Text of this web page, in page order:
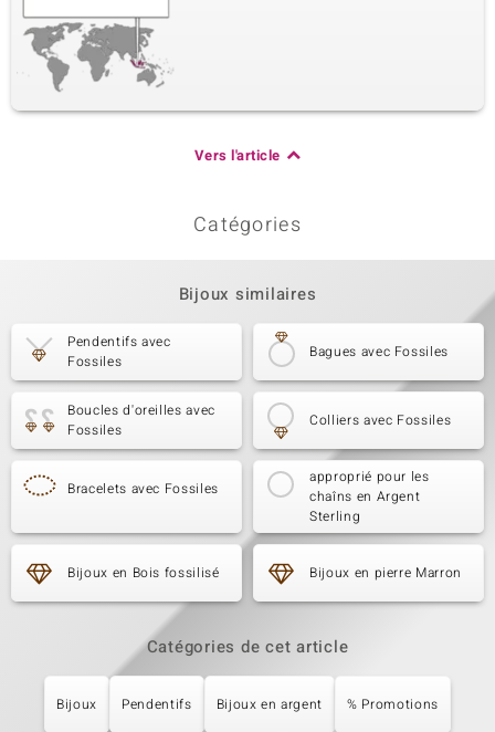
Vers l'article
Catégories
Bijoux similaires
Pendentifs avec
Fossiles
Bagues avec Fossiles
Boucles d'oreilles avec
Fossiles
Colliers avec Fossiles
Bracelets avec Fossiles
approprié pour les
chaîns en Argent
Sterling
Bijoux en Bois fossilisé Bijoux en pierre Marron
Catégories de cet article
Bijoux Pendentifs Bijoux en argent % Promotions